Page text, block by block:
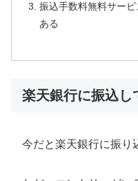
振込手数料無料サー
ある
楽天銀行に振込し
今だと楽天銀行に振り